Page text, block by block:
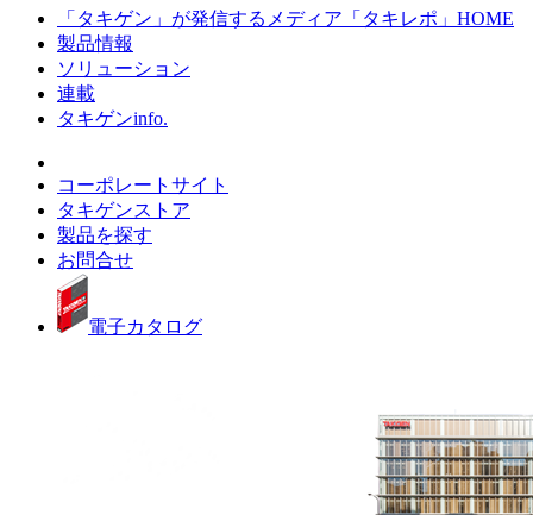
「タキゲン」が発信するメディア「タキレポ」HOME
製品情報
ソリューション
連載
タキゲンinfo.
コーポレートサイト
タキゲンストア
製品を探す
お問合せ
電子カタログ